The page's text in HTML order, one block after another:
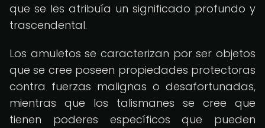
que se les atribuía un significado profundo y
trascendental.
Los amuletos se caracterizan por ser objetos
que se cree poseen propiedades protectoras
contra fuerzas malignas o desafortunadas,
mientras que los talismanes se cree que
tienen poderes específicos que pueden